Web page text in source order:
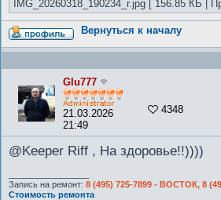
IMG_20260318_190234_r.jpg [ 156.85 КБ |
Вернуться к началу
Glu777
21.03.2026
21:49
4348
@Keeper Riff , На здоровье!!))))
Запись на ремонт: 8 (495) 725-7899 - ВОСТОК, 8
Стоимость ремонта